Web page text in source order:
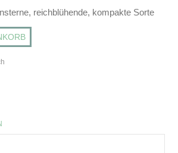
reichblühende, kompakte Sorte